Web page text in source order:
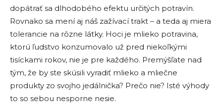
dopátrať sa dlhodobého efektu určitých potravín.
Rovnako sa mení aj náš zažívací trakt – a teda aj miera
tolerancie na rôzne látky. Hoci je mlieko potravina,
ktorú ľudstvo konzumovalo už pred niekoľkými
tisíckami rokov, nie je pre každého. Premýšľate nad
tým, že by ste skúsili vyradiť mlieko a mliečne
produkty zo svojho jedálnička? Prečo nie? Isté výhody
to so sebou nesporne nesie.